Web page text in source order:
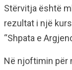
Stërvitja është
rezultat i një
“Shpata e
Në njoftimin për